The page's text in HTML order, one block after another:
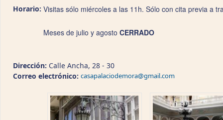
Horario: Visitas sólo miércoles a las 11h. Sólo con cita previa a
Meses de julio y agosto CERRADO
Dirección: Calle Ancha, 28 - 30
Correo electrónico: casapalaciodemora@gmail.com